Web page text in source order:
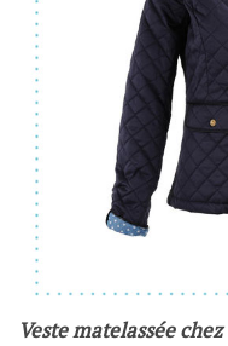
Veste matelassée